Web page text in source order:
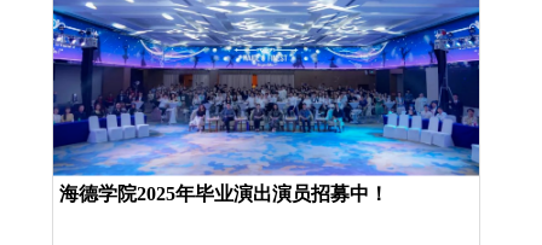
海德学院2025年毕业演出演员招募中！